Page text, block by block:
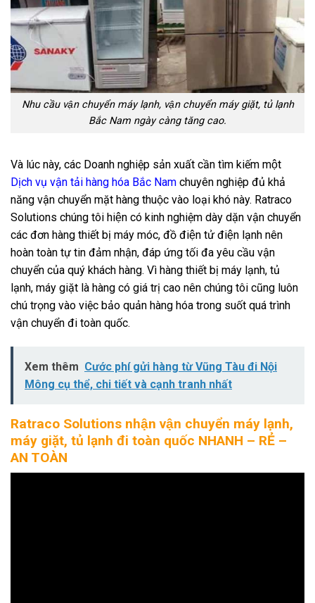
Nhu cầu vận chuyển máy lạnh, vận chuyển máy giặt, tủ lạnh
Bắc Nam ngày càng tăng cao.
Và lúc này, các Doanh nghiệp sản xuất cần tìm kiếm một
Dịch vụ vận tải hàng hóa Bắc Nam chuyên nghiệp đủ khả
năng vận chuyển mặt hàng thuộc vào loại khó này. Ratraco
Solutions chúng tôi hiện có kinh nghiệm dày dặn vận chuyển
các đơn hàng thiết bị máy móc, đồ điện tử điện lạnh nên
hoàn toàn tự tin đảm nhận, đáp ứng tối đa yêu cầu vận
chuyển của quý khách hàng. Vì hàng thiết bị máy lạnh, tủ
lạnh, máy giặt là hàng có giá trị cao nên chúng tôi cũng luôn
chú trọng vào việc bảo quản hàng hóa trong suốt quá trình
vận chuyển đi toàn quốc.
Xem thêm Cước phí gửi hàng từ Vũng Tàu đi Nội
Mông cụ thể, chi tiết và cạnh tranh nhất
Ratraco Solutions nhận vận chuyển máy lạnh,
máy giặt, tủ lạnh đi toàn quốc NHANH – RẺ –
AN TOÀN